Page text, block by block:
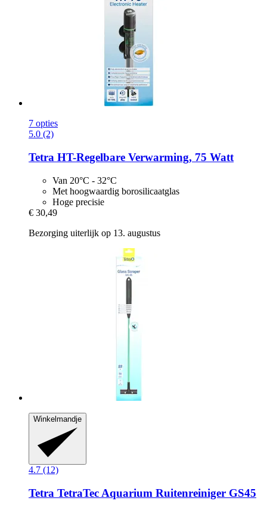
7 opties
5.0 (2)
Tetra HT-​Regelbare Verwarming, 75 Watt
Van 20°C - 32°C
Met hoogwaardig borosilicaatglas
Hoge precisie
€ 30,49
Bezorging uiterlijk op 13. augustus
Winkelmandje
4.7 (12)
Tetra TetraTec Aquarium Ruitenreiniger GS45